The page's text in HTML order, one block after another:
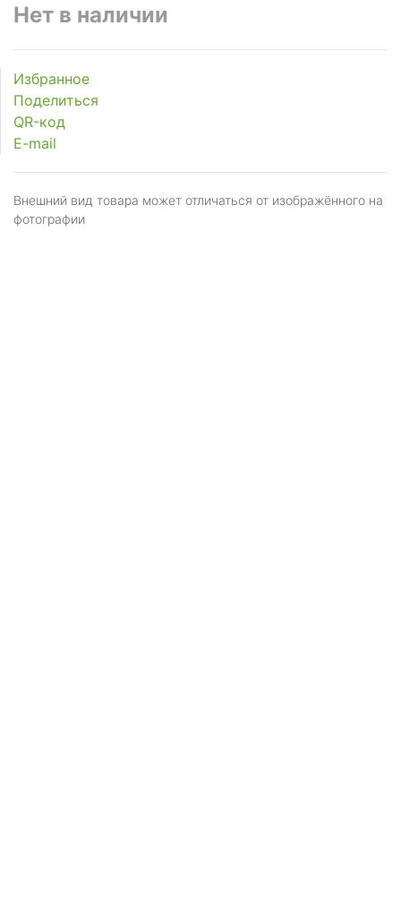
Нет в наличии
Избранное
Поделиться
QR-код
E-mail
Внешний вид товара может отличаться от изображённого на
фотографии